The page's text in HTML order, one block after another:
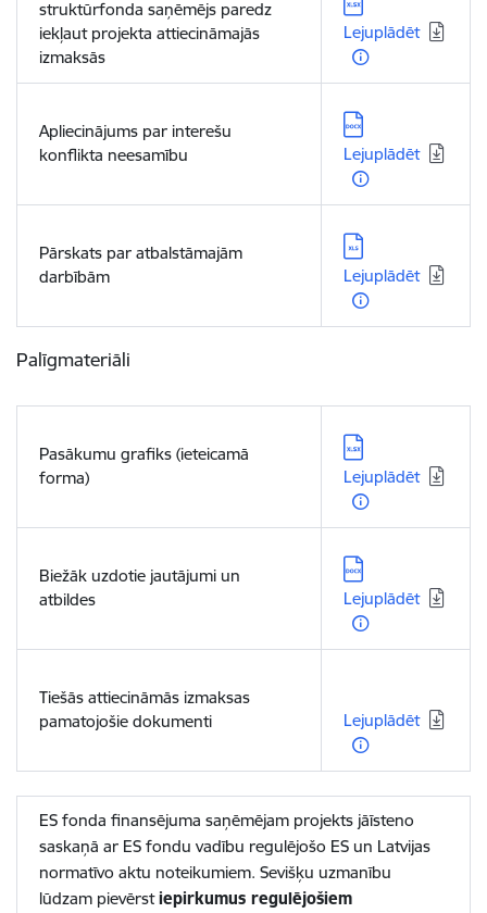
struktūrfonda saņēmējs paredz
iekļaut projekta attiecināmajās
izmaksās
Lejuplādēt
Apliecinājums par interešu
konflikta neesamību
Lejupielādēt:
Lejuplādēt
Pārskats par atbalstāmajām
darbībām
Lejupielādēt:
Lejuplādēt
Palīgmateriāli
Pasākumu grafiks (ieteicamā
forma)
Lejupielādēt:
Lejuplādēt
Biežāk uzdotie jautājumi un
atbildes
Lejupielādēt:
Lejuplādēt
Tiešās attiecināmās izmaksas
pamatojošie dokumenti
Lejuplādēt
ES fonda finansējuma saņēmējam projekts jāīsteno
saskaņā ar ES fondu vadību regulējošo ES un Latvijas
normatīvo aktu noteikumiem. Sevišķu uzmanību
lūdzam pievērstiepirkumus regulējošiem